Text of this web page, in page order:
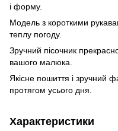
і форму.
Модель з короткими
теплу погоду.
Зручний пісочник
вашого малюка.
Якісне пошиття і зручний
протягом усього дня.
Характеристики